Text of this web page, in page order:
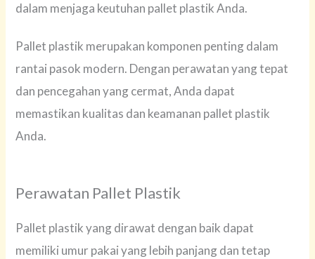
dalam menjaga keutuhan pallet plastik Anda.
Pallet plastik merupakan komponen penting dalam
rantai pasok modern. Dengan perawatan yang tepat
dan pencegahan yang cermat, Anda dapat
memastikan kualitas dan keamanan pallet plastik
Anda.
Perawatan Pallet Plastik
Pallet plastik yang dirawat dengan baik dapat
memiliki umur pakai yang lebih panjang dan tetap